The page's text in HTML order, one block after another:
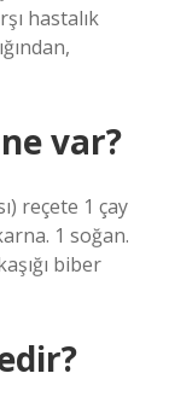
hastalık
var?
reçete 1 çay
1 soğan.
biber